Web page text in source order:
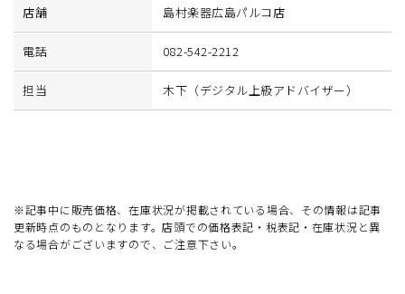
店舗 島村楽器広島パルコ店
電話 082-542-2212
担当 木下（デジタル上級アドバイザー）
※記事中に販売価格、在庫状況が掲載されている場合、その情報は記事
更新時点のものとなります。店頭での価格表記・税表記・在庫状況と異
なる場合がございますので、ご注意下さい。